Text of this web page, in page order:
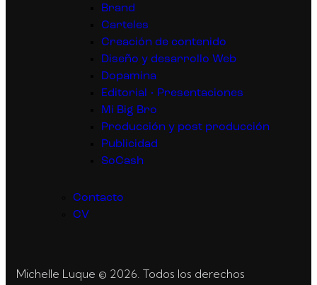
Brand
Carteles
Creación de contenido
Diseño y desarrollo Web
Dopamina
Editorial • Presentaciones
Mi Big Bro
Producción y post producción
Publicidad
SoCash
Contacto
CV
Michelle Luque © 2026. Todos los derechos